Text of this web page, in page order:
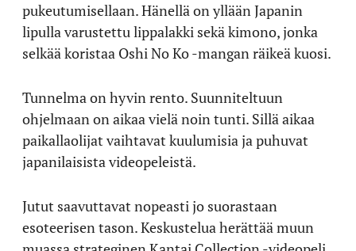
pukeutumisellaan. Hänellä on yllään Japanin
lipulla varustettu lippalakki sekä kimono, jonka
selkää koristaa Oshi No Ko -mangan räikeä kuosi.
Tunnelma on hyvin rento. Suunniteltuun
ohjelmaan on aikaa vielä noin tunti. Sillä aikaa
paikallaolijat vaihtavat kuulumisia ja puhuvat
japanilaisista videopeleistä.
Jutut saavuttavat nopeasti jo suorastaan
esoteerisen tason. Keskustelua herättää muun